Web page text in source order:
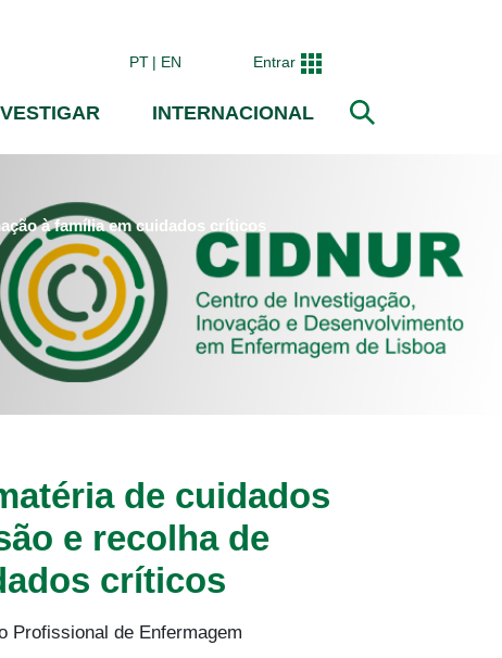
PT EN Entrar
INTERNACIONAL
à família em cuidados críticos
de cuidados
e recolha de
críticos
Profissional de Enfermagem